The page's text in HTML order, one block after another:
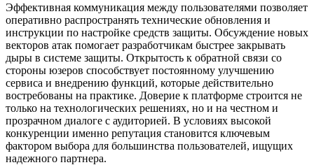
Эффективная коммуникация между пользователями позволяет
оперативно распространять технические обновления и
инструкции по настройке средств защиты. Обсуждение новых
векторов атак помогает разработчикам быстрее закрывать
дыры в системе защиты. Открытость к обратной связи со
стороны юзеров способствует постоянному улучшению
сервиса и внедрению функций, которые действительно
востребованы на практике. Доверие к платформе строится не
только на технологических решениях, но и на честном и
прозрачном диалоге с аудиторией. В условиях высокой
конкуренции именно репутация становится ключевым
фактором выбора для большинства пользователей, ищущих
надежного партнера.